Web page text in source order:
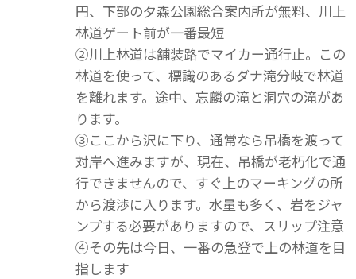
円、下部の夕森公園総合案内所が無料、川上
林道ゲート前が一番最短
②川上林道は舗装路でマイカー通行止。この
林道を使って、標識のあるダナ滝分岐で林道
を離れます。途中、忘麟の滝と洞穴の滝があ
ります。
③ここから沢に下り、通常なら吊橋を渡って
対岸へ進みますが、現在、吊橋が老朽化で通
行できませんので、すぐ上のマーキングの所
から渡渉に入ります。水量も多く、岩をジャ
ンプする必要がありますので、スリップ注意
④その先は今日、一番の急登で上の林道を目
指します